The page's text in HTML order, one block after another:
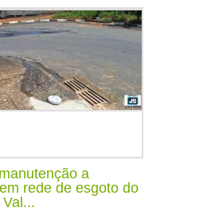
a
rede de esgoto do